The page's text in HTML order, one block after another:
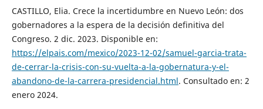
CASTILLO, Elia. Crece la incertidumbre en Nuevo León: dos
gobernadores a la espera de la decisión definitiva del
Congreso. 2 dic. 2023. Disponible en:
https://elpais.com/mexico/2023-12-02/samuel-garcia-trata-
de-cerrar-la-crisis-con-su-vuelta-a-la-gobernatura-y-el-
abandono-de-la-carrera-presidencial.html. Consultado en: 2
enero 2024.